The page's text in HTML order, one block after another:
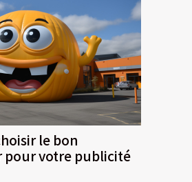
le bon
pour votre publicité